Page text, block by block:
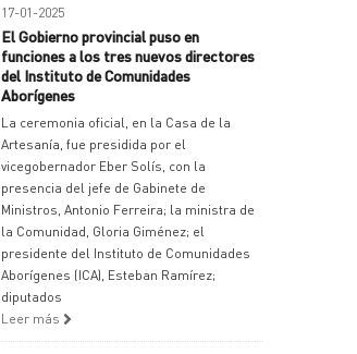
17-01-2025
El Gobierno provincial puso en
funciones a los tres nuevos directores
del Instituto de Comunidades
Aborígenes
La ceremonia oficial, en la Casa de la
Artesanía, fue presidida por el
vicegobernador Eber Solís, con la
presencia del jefe de Gabinete de
Ministros, Antonio Ferreira; la ministra de
la Comunidad, Gloria Giménez; el
presidente del Instituto de Comunidades
Aborígenes (ICA), Esteban Ramírez;
diputados
Leer más